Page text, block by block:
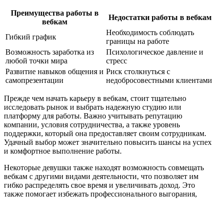
Преимущества работы в
вебкам
Недостатки работы в вебкам
Гибкий график
Необходимость соблюдать
границы на работе
Возможность заработка из
любой точки мира
Психологическое давление и
стресс
Развитие навыков общения и
самопрезентации
Риск столкнуться с
недобросовестными клиентами
Прежде чем начать карьеру в вебкам, стоит тщательно
исследовать рынок и выбрать надежную студию или
платформу для работы. Важно учитывать репутацию
компании, условия сотрудничества, а также уровень
поддержки, который она предоставляет своим сотрудникам.
Удачный выбор может значительно повысить шансы на успех
и комфортное выполнение работы.
Некоторые девушки также находят возможность совмещать
вебкам с другими видами деятельности, что позволяет им
гибко распределять свое время и увеличивать доход. Это
также помогает избежать профессионального выгорания,